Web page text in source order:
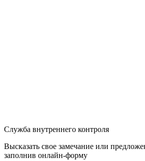
Служба внутреннего контроля
Высказать свое замечание или
заполнив онлайн-форму